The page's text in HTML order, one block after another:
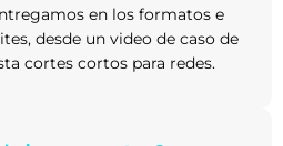
en los formatos e
desde un video de caso de
cortes cortos para redes.